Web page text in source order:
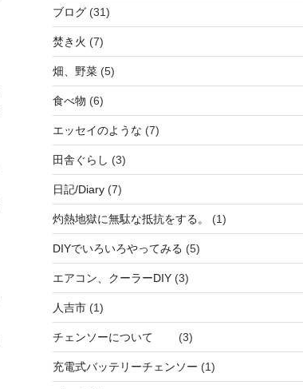
ブログ(31)
焚き火 (7)
畑、野菜(5)
食べ物 (6)
エッセイのような (7)
田舎ぐらし (3)
日記/Diary(7)
灼熱地獄に無駄な抵抗をする。 (1)
DIYでいろいろやってみる (5)
エアコン、クーラーDIY(3)
人吉市(1)
チェンソーについて (3)
充電式バッテリーチェンソー (1)